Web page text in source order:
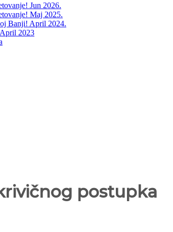
Jun 2026.
Maj 2025.
Banji! April 2024.
2023
postupka